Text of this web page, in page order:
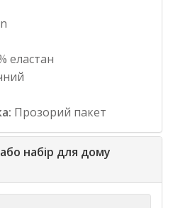
еластан
Прозорий пакет
набір для дому